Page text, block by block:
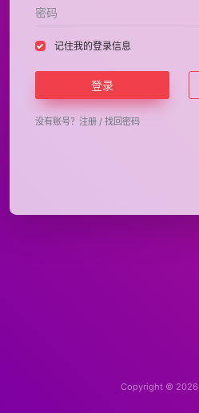
记住我的登录信息
登录
没有账号？ 注册 / 找回密码
Copyright © 2026